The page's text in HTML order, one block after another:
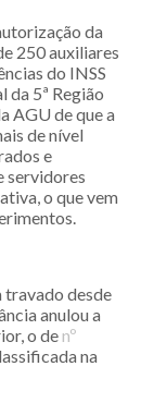
da
250 auxiliares
do INSS
da 5ª Região
AGU de que a
de nível
e
servidores
o que vem
travado desde
anulou a
o de nº
na